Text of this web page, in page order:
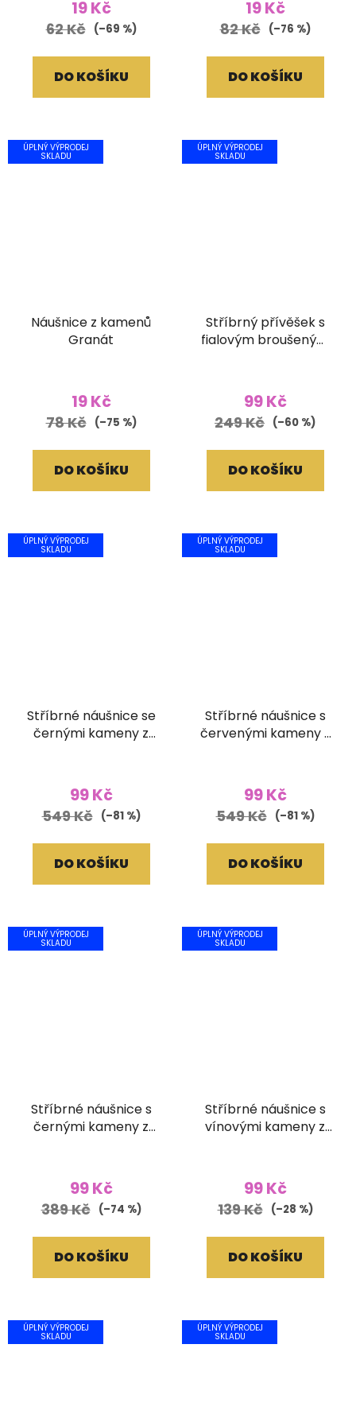
19 Kč
62 Kč (–69 %)
DO KOŠÍKU
19 Kč
82 Kč (–76 %)
DO KOŠÍKU
ÚPLNÝ VÝPRODEJ
SKLADU
Náušnice z kamenů
Granát
19 Kč
78 Kč (–75 %)
DO KOŠÍKU
ÚPLNÝ VÝPRODEJ
SKLADU
Stříbrný přívěšek s
fialovým broušeným
99 Kč
249 Kč (–60 %)
DO KOŠÍKU
ÚPLNÝ VÝPRODEJ
SKLADU
Stříbrné náušnice se
černými kameny z
99 Kč
549 Kč (–81 %)
DO KOŠÍKU
ÚPLNÝ VÝPRODEJ
SKLADU
Stříbrné náušnice s
červenými kameny z
99 Kč
549 Kč (–81 %)
DO KOŠÍKU
ÚPLNÝ VÝPRODEJ
SKLADU
Stříbrné náušnice s
černými kameny z
99 Kč
389 Kč (–74 %)
DO KOŠÍKU
ÚPLNÝ VÝPRODEJ
SKLADU
Stříbrné náušnice s
vínovými kameny z
99 Kč
139 Kč (–28 %)
DO KOŠÍKU
ÚPLNÝ VÝPRODEJ
SKLADU
ÚPLNÝ VÝPRODEJ
SKLADU